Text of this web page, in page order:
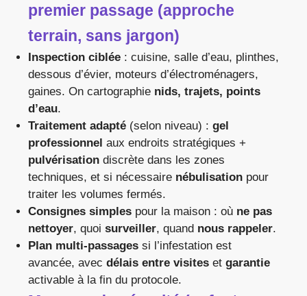
premier passage (approche
terrain, sans jargon)
Inspection ciblée : cuisine, salle d’eau, plinthes,
dessous d’évier, moteurs d’électroménagers,
gaines. On cartographie nids, trajets, points
d’eau.
Traitement adapté (selon niveau) : gel
professionnel aux endroits stratégiques +
pulvérisation discrète dans les zones
techniques, et si nécessaire nébulisation pour
traiter les volumes fermés.
Consignes simples pour la maison : où ne pas
nettoyer, quoi surveiller, quand nous rappeler.
Plan multi-passages si l’infestation est
avancée, avec délais entre visites et garantie
activable à la fin du protocole.